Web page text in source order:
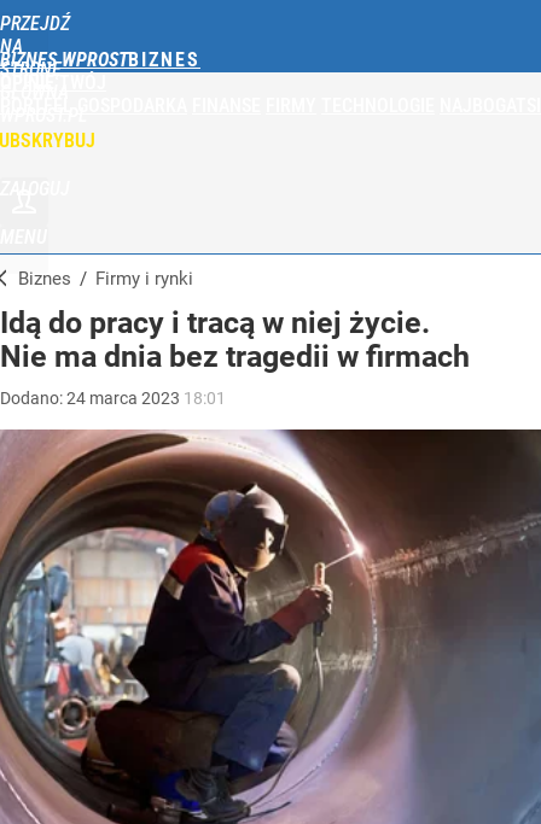
PRZEJDŹ
NA
STRONĘ
BIZNES WPROST
Biznes / Firmy i rynki
Idą do pracy i tracą w niej życie.
Nie ma dnia bez tragedii w firmach
Dodano:24 marca 2023 18:01